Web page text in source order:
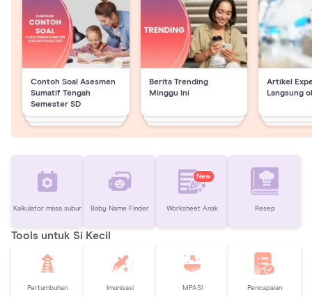
Contoh Soal Asesmen
Sumatif Tengah
Semester SD
Berita Trending
Minggu Ini
Artikel
Langsung
Kalkulator masa subur Baby Name Finder
New
Worksheet Anak Resep
Tools untuk Si Kecil
Pertumbuhan Imunisasi MPASI Pencapaian